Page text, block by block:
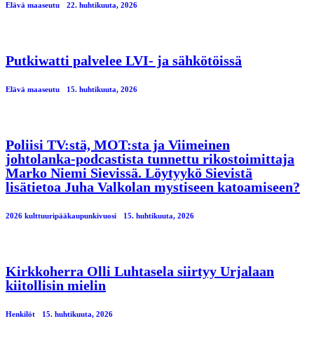
Elävä maaseutu 22. huhtikuuta, 2026
Putkiwatti palvelee LVI- ja sähkötöissä
Elävä maaseutu 15. huhtikuuta, 2026
Poliisi TV:stä, MOT:sta ja Viimeinen
johtolanka-podcastista tunnettu rikostoimittaja
Marko Niemi Sievissä. Löytyykö Sievistä
lisätietoa Juha Valkolan mystiseen katoamiseen?
2026 kulttuuripääkaupunkivuosi 15. huhtikuuta, 2026
Kirkkoherra Olli Luhtasela siirtyy Urjalaan
kiitollisin mielin
Henkilöt 15. huhtikuuta, 2026